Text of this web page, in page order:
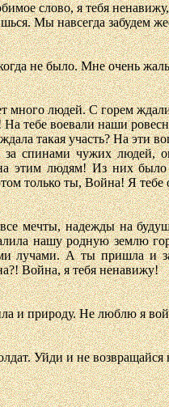
слово, я тебя
Мы навсегда забудем
не было. Мне очень
много людей. С горем
На тебе воевали наши
такая участь? На эти
спинами чужих людей,
этим людям! Из них
только ты, Война! Я тебе
мечты, надежды на
нашу родную землю
лучами. А ты пришла и
Война, я тебя ненавижу!
и природу. Не люблю я
Уйди и не